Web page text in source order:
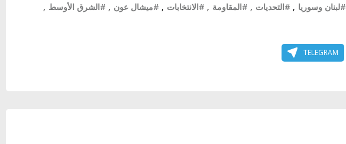
#لبنان وسوريا , #التحديات , #المقاومة , #الانتخابات , #ميشال عون , #الشرق الأوسط ,
TELEGRAM